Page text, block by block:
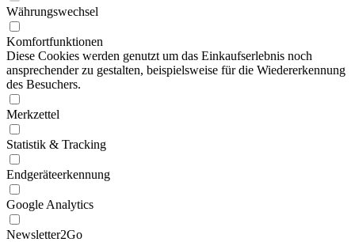
Währungswechsel
Komfortfunktionen
Diese Cookies werden genutzt um das Einkaufserlebnis noch
ansprechender zu gestalten, beispielsweise für die Wiedererkennung
des Besuchers.
Merkzettel
Statistik & Tracking
Endgeräteerkennung
Google Analytics
Newsletter2Go